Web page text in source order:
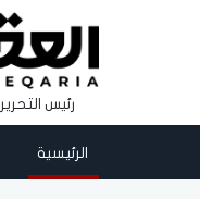
رئيس التحرير
الرئيسية